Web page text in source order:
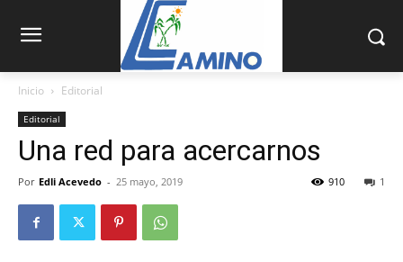
Inicio Editorial
Editorial
Una red para acercarnos
Por Edli Acevedo - 25 mayo, 2019 1
910